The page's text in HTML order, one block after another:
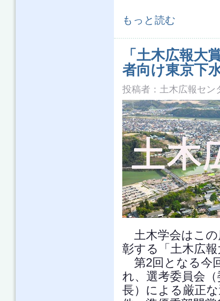
【開催案内】「土木広報大賞2019
もっと読む
「土木広報大
者向け東京下
投稿者： 土木広報セン
土木学会はこの
彰する「土木広
第2回となる今
れ、選考委員会
長）による厳正